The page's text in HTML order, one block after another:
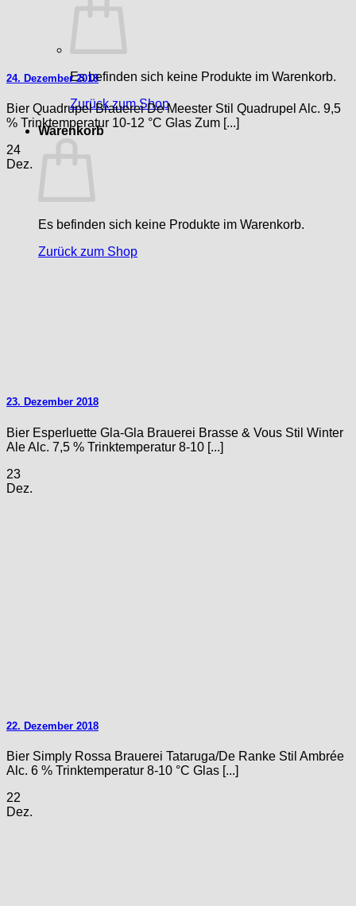
Es befinden sich keine Produkte im Warenkorb.
Zurück zum Shop
Warenkorb
Es befinden sich keine Produkte im Warenkorb.
Zurück zum Shop
24. Dezember 2018
Bier Quadrupel Brauerei De Meester Stil Quadrupel Alc. 9,5
% Trinktemperatur 10-12 °C Glas Zum [...]
24
Dez.
23. Dezember 2018
Bier Esperluette Gla-Gla Brauerei Brasse & Vous Stil Winter
Ale Alc. 7,5 % Trinktemperatur 8-10 [...]
23
Dez.
22. Dezember 2018
Bier Simply Rossa Brauerei Tataruga/De Ranke Stil Ambrée
Alc. 6 % Trinktemperatur 8-10 °C Glas [...]
22
Dez.